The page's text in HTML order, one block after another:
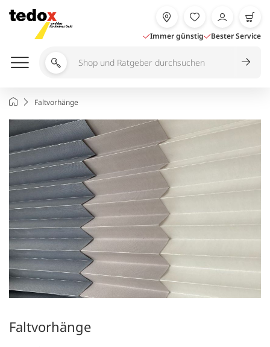
Inhalt
springen
Immer günstig Bester Service
Shop
durchsuchen
StartseiteFaltvorhänge
Faltvorhänge